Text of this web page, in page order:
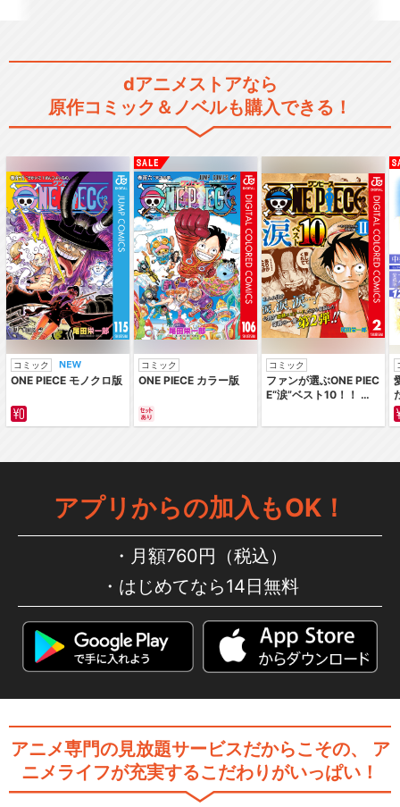
BanG Dream! FILM LIVE
劇場版「BanG Dream! FILM
LI…
劇場版「BanG Dream! ぽっ
ぴん'どり…
de…
劇場版「BanG Dream! Episo
de…
劇場版「BanG Dream! It's M
dアニメストアなら
原作コミック＆ノベルも購入できる！
コミック
ONE PIECE モノクロ版
コミック
ONE PIECE カラー版
コミック
ファンが選ぶONE PIEC
E“涙”ベスト10！！ ～
編～ カラー版
アプリからの加入もOK！
月額760円（税込）
はじめてなら14日無料
アニメ専門の見放題サービスだからこその、
ア
ニメライフが充実するこだわりがいっぱい！